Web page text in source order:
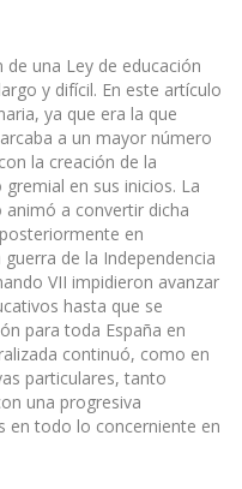
de una Ley de educación
y difícil. En este artículo
ya que era la que
a un mayor número
la creación de la
en sus inicios. La
a convertir dicha
en
de la Independencia
VII impidieron avanzar
hasta que se
para toda España en
continuó, como en
particulares, tanto
una progresiva
en todo lo concerniente en